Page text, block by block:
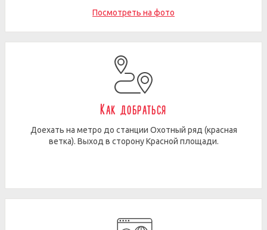
Посмотреть на фото
Как добраться
Доехать на метро до станции Охотный ряд (красная
ветка). Выход в сторону Красной площади.